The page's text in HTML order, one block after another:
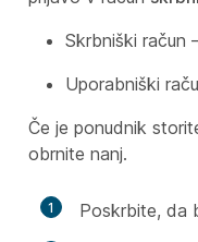
Skrbniški račun
Uporabniški
Če je ponudnik
obrnite nanj.
1 Poskrbite, da